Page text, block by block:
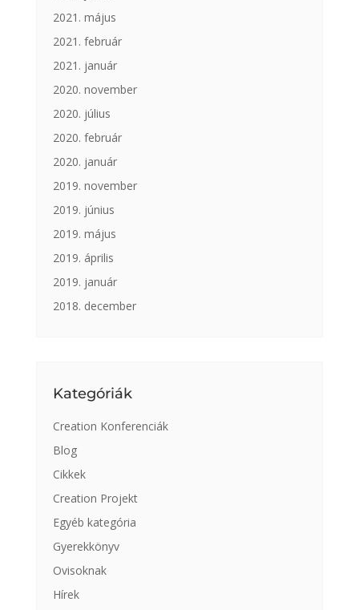
2021. május
2021. február
2021. január
2020. november
2020. július
2020. február
2020. január
2019. november
2019. június
2019. május
2019. április
2019. január
2018. december
Kategóriák
Creation Konferenciák
Blog
Cikkek
Creation Projekt
Egyéb kategória
Gyerekkönyv
Ovisoknak
Hírek